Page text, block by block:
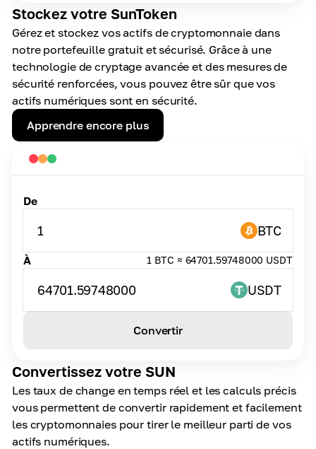
Stockez votre SunToken
Gérez et stockez vos actifs de cryptomonnaie dans
notre portefeuille gratuit et sécurisé. Grâce à une
technologie de cryptage avancée et des mesures de
sécurité renforcées, vous pouvez être sûr que vos
actifs numériques sont en sécurité.
Apprendre encore plus
Convertissez votre SUN
Les taux de change en temps réel et les calculs précis
vous permettent de convertir rapidement et facilement
les cryptomonnaies pour tirer le meilleur parti de vos
actifs numériques.
De
1 BTC
À 1 BTC ≈ 64701.59748000 USDT
64701.59748000 USDT
Convertir